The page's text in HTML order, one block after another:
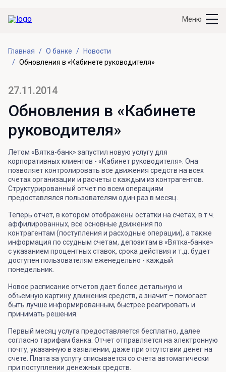
Меню
Главная О банке
Новости
Обновления в «Кабинете руководителя»
27.11.2014
Обновления в «Кабинете
руководителя»
Летом «Вятка-банк» запустил новую услугу для
корпоративных клиентов - «Кабинет руководителя». Она
позволяет контролировать все движения средств на всех
счетах организации и расчеты с каждым из контрагентов.
Структурированный отчет по всем операциям
предоставлялся пользователям один раз в месяц.
Теперь отчет, в котором отображены остатки на счетах, в т.ч.
аффилированных, все основные движения по
контрагентам (поступления и расходные операции), а также
информация по ссудным счетам, депозитам в «Вятка-банке»
с указанием процентных ставок, срока действия и т.д. будет
доступен пользователям еженедельно - каждый
понедельник.
Новое расписание отчетов дает более детальную и
объемную картину движения средств, а значит – помогает
быть лучше информированным, быстрее реагировать и
принимать решения.
Первый месяц услуга предоставляется бесплатно, далее
согласно тарифам банка. Отчет отправляется на электронную
почту, указанную в заявлении, даже при отсутствии денег на
счете. Плата за услугу списывается со счета автоматически
при поступлении денежных средств.